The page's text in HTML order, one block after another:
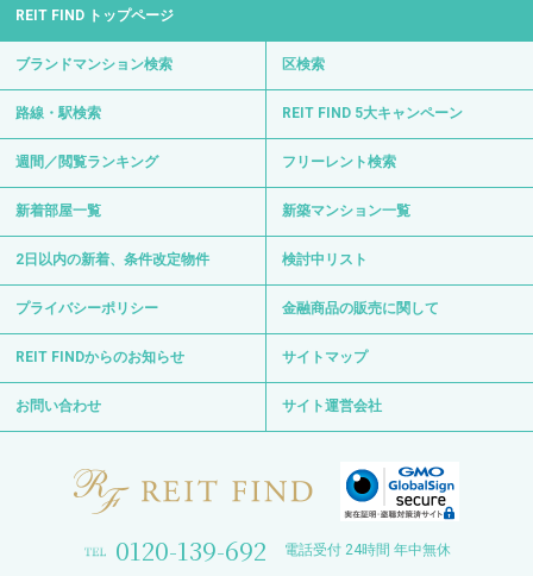
REIT FIND トップページ
ブランドマンション検索 区検索
路線・駅検索 REIT FIND 5大キャンペーン
週間／閲覧ランキング フリーレント検索
新着部屋一覧 新築マンション一覧
2日以内の新着、条件改定物件 検討中リスト
プライバシーポリシー 金融商品の販売に関して
REIT FINDからのお知らせ サイトマップ
お問い合わせ サイト運営会社
0120-139-692 電話受付 24時間 年中無休